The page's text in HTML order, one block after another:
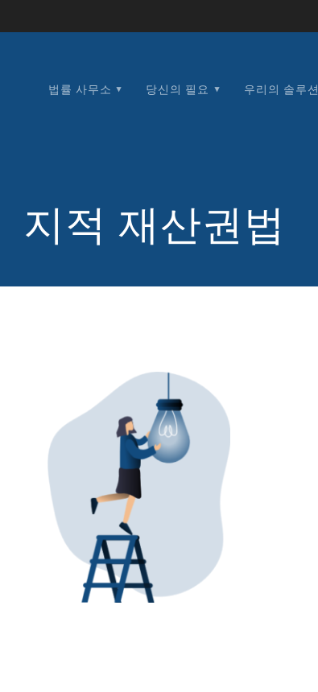
법률 사무소 당신의 필요 우리의 솔루션
지적 재산권법